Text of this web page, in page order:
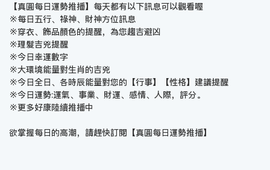
【真圓每日運勢推播】每天都有以下訊息可以觀看喔
※每日五行、祿神、財神方位訊息
※穿衣、飾品顏色的提醒，為您趨吉避凶
※理髮吉兇提醒
※今日幸運數字
※大環境能量對生肖的吉兇
※今日全日、各時辰能量對您的【行事】【性格】建議提醒
※今日運勢:運氣、事業、財運、感情、人際，評分。
※更多好康陸續推播中
欲掌握每日的高潮，請趕快訂閱【真圓每日運勢推播】